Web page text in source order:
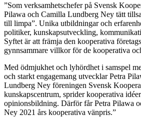
”Som verksamhetschefer på Svensk
Pilawa och Camilla Lundberg Ney tätt
till limpa”. Unika utbildningar och
politiker, kunskapsutveckling,
Syftet är att främja den kooperativa
gynnsammare villkor för de kooperativa
Med ödmjukhet och lyhördhet i samspel
och starkt engagemang utvecklar Petra
Lundberg Ney föreningen Svensk
kunskapscentrum, sprider kooperativa
opinionsbildning. Därför får Petra Pilawa
Ney 2021 års kooperativa vänpris.”